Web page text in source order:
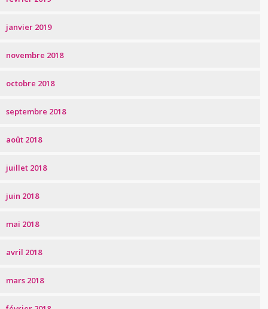
janvier 2019
novembre 2018
octobre 2018
septembre 2018
août 2018
juillet 2018
juin 2018
mai 2018
avril 2018
mars 2018